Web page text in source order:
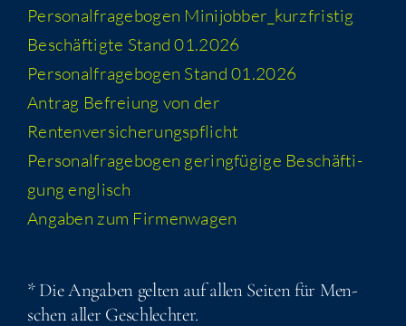
Per­so­nal­fra­ge­bo­gen Minijobber_​kurzfristig
Beschäf­tig­te Stand 01.2026
Per­so­nal­fra­ge­bo­gen Stand 01.2026
Antrag Befrei­ung von der
Rentenversicherungspflicht
Per­so­nal­fra­ge­bo­gen gering­fü­gi­ge Beschäf­ti­
gung englisch
Anga­ben zum Firmenwagen
* Die Anga­ben gel­ten auf allen Sei­ten für Men­
schen aller Geschlechter.